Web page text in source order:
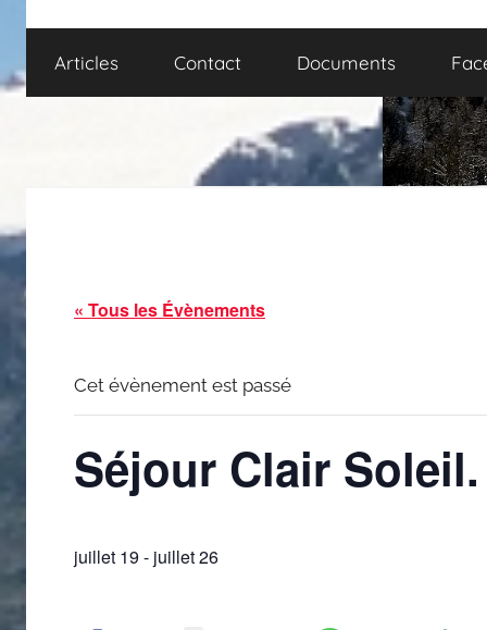
Articles Contact Documents
« Tous les Évènements
Cet évènement est passé
Séjour Clair Soleil.
juillet 19 - juillet 26